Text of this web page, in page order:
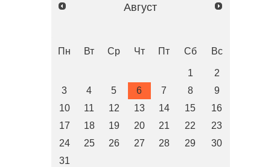
Август
Пн Вт Ср Чт Пт Сб Вс
1
2
3
4 5 6 7 8
9
10
11 12 13 14 15
16
17
18 19 20 21 22
23
24
25 26 27 28 29
30
31